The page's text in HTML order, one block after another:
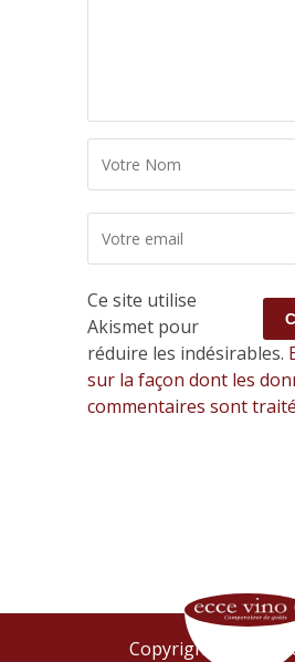
Ce site utilise
Akismet pour
réduire les indésirables.
sur la façon dont les
commentaires sont
Copyright © 2015